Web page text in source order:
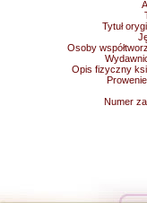
Tytuł
Osoby
Opis fizyczny
Numer